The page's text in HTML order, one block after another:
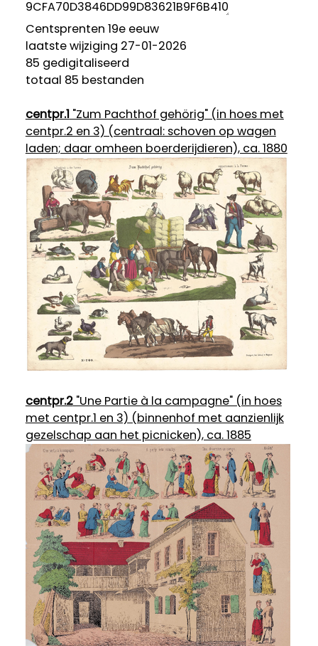
Centsprenten 19e eeuw
laatste wijziging 27-01-2026
85 gedigitaliseerd
totaal 85 bestanden
centpr.1"Zum Pachthof gehörig" (in hoes met
centpr.2 en 3) (centraal: schoven op wagen
laden; daar omheen boerderijdieren), ca. 1880
centpr.2"Une Partie à la campagne" (in hoes
met centpr.1 en 3) (binnenhof met aanzienlijk
gezelschap aan het picnicken), ca. 1885